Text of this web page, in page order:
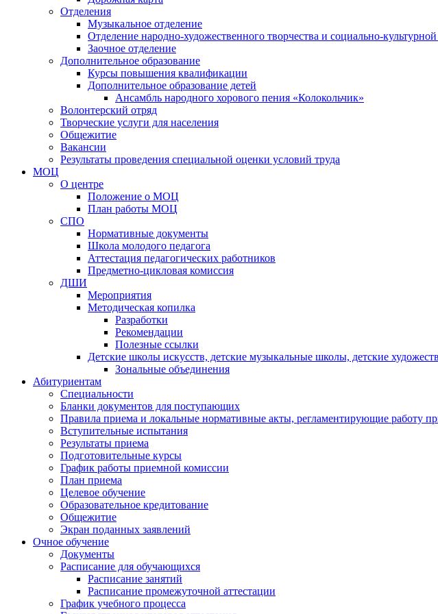
Отделения
Музыкальное отделение
Отделение народно-художественного творчества и социально-культурной
Заочное отделение
Дополнительное образование
Курсы повышения квалификации
Дополнительное образование детей
Ансамбль народного хорового пения «Колокольчик»
Волонтерский отряд
Творческие услуги для населения
Общежитие
Вакансии
Результаты проведения специальной оценки условий труда
МОЦ
О центре
Положение о МОЦ
План работы МОЦ
СПО
Нормативные документы
Школа молодого педагога
Аттестация педагогических работников
Предметно-цикловая комиссия
ДШИ
Мероприятия
Методическая копилка
Разработки
Рекомендации
Полезные ссылки
Детские школы искусств, детские музыкальные школы, детские
Зональные объединения
Абитуриентам
Специальности
Бланки документов для поступающих
Правила приема и локальные нормативные акты, регламентирующие работу
Вступительные испытания
Результаты приема
Подготовительные курсы
График работы приемной комиссии
План приема
Целевое обучение
Образовательное кредитование
Общежитие
Экран поданных заявлений
Очное обучение
Документы
Расписание для обучающихся
Расписание занятий
Расписание промежуточной аттестации
График учебного процесса